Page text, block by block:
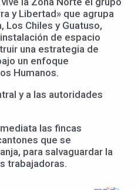
y Libertad» que agrupa
Los Chiles y Guatuso,
de espacio
una estrategia de
un enfoque
Humanos.
y a las autoridades
las fincas
que se
para salvaguardar la
trabajadoras.